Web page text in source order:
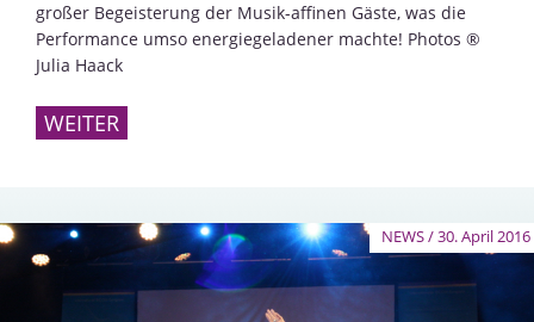
großer Begeisterung der Musik-affinen Gäste, was die
Performance umso energiegeladener machte! Photos ®
Julia Haack
WEITER
NEWS / 30. April 2016